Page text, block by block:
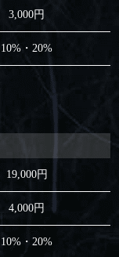
3,000円
10%・20%
19,000円
4,000円
10%・20%